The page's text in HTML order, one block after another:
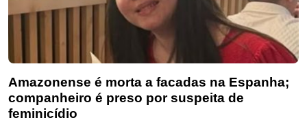
Amazonense é morta a facadas na Espanha;
companheiro é preso por suspeita de
feminicídio